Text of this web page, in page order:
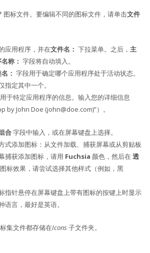
图标文件。要编辑不同的图标文件，请单击文件
应用程序，并在文件名： 下拉菜单。之后， 主
称： 字段将自动填入。
： 字段用于确定哪个应用程序处于活动状态。
定其中一个。
于特定应用程序的信息。输入您的详细信息
by John Doe (john@doe.com)”）。
合字段中输入，或在屏幕键盘上选择。
式添加图标：从文件加载、捕获屏幕或从剪贴板
捕获添加图标，请用 Fuchsia 颜色，然后在 透
标效果，请尝试选择其他样式（例如，黑
指针悬停在屏幕键盘上带有图标的按键上时显示
语言，最好是英语。
集文件都存储在Icons子文件夹。